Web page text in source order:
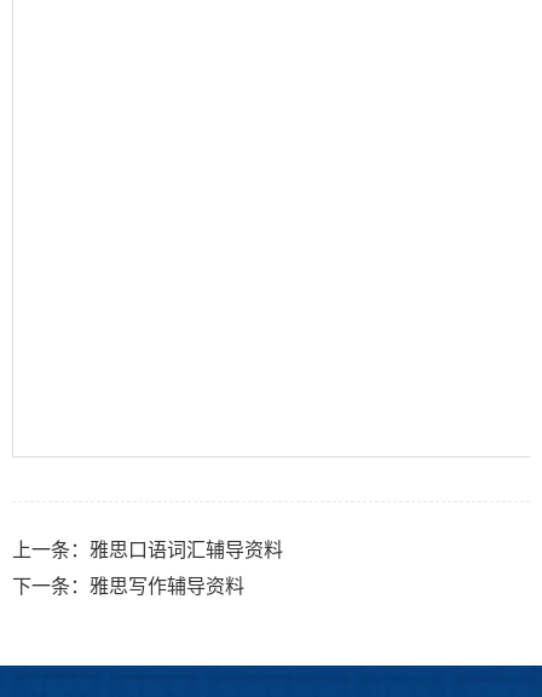
上一条： 雅思口语词汇辅导资料
下一条： 雅思写作辅导资料